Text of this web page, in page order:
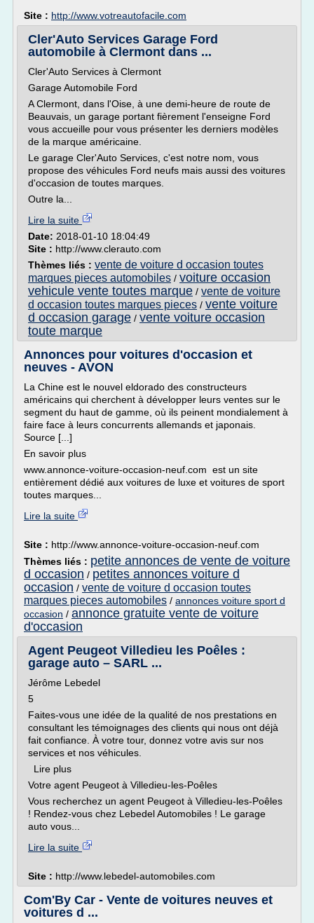
Site : http://www.votreautofacile.com
Cler'Auto Services Garage Ford
automobile à Clermont dans ...
Cler'Auto Services à Clermont
Garage Automobile Ford
A Clermont, dans l'Oise, à une demi-heure de route de
Beauvais, un garage portant fièrement l'enseigne Ford
vous accueille pour vous présenter les derniers modèles
de la marque américaine.
Le garage Cler'Auto Services, c'est notre nom, vous
propose des véhicules Ford neufs mais aussi des voitures
d'occasion de toutes marques.
Outre la...
Lire la suite
Date: 2018-01-10 18:04:49
Site : http://www.clerauto.com
Thèmes liés : vente de voiture d occasion toutes
marques pieces automobiles / voiture occasion
vehicule vente toutes marque / vente de voiture
d occasion toutes marques pieces / vente voiture
d occasion garage / vente voiture occasion
toute marque
Annonces pour voitures d'occasion et
neuves - AVON
La Chine est le nouvel eldorado des constructeurs
américains qui cherchent à développer leurs ventes sur le
segment du haut de gamme, où ils peinent mondialement à
faire face à leurs concurrents allemands et japonais.
Source [...]
En savoir plus
www.annonce-voiture-occasion-neuf.com est un site
entièrement dédié aux voitures de luxe et voitures de sport
toutes marques...
Lire la suite
Site : http://www.annonce-voiture-occasion-neuf.com
Thèmes liés : petite annonces de vente de voiture
d occasion / petites annonces voiture d
occasion / vente de voiture d occasion toutes
marques pieces automobiles / annonces voiture sport d
occasion / annonce gratuite vente de voiture
d'occasion
Agent Peugeot Villedieu les Poêles :
garage auto – SARL ...
Jérôme Lebedel
5
Faites-vous une idée de la qualité de nos prestations en
consultant les témoignages des clients qui nous ont déjà
fait confiance. À votre tour, donnez votre avis sur nos
services et nos véhicules.
Lire plus
Votre agent Peugeot à Villedieu-les-Poêles
Vous recherchez un agent Peugeot à Villedieu-les-Poêles
! Rendez-vous chez Lebedel Automobiles ! Le garage
auto vous...
Lire la suite
Site : http://www.lebedel-automobiles.com
Com'By Car - Vente de voitures neuves et
voitures d ...